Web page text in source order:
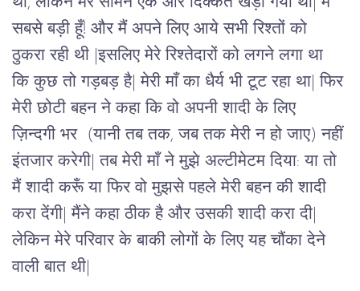
सबसे बड़ी हूँ! और मैं अपने लिए आये सभी रिश्तों को
ठुकरा रही थी |इसलिए मेरे रिश्तेदारों को लगने लगा था
कि कुछ तो गड़बड़ है| मेरी माँ का धैर्य भी टूट रहा था| फिर
मेरी छोटी बहन ने कहा कि वो अपनी शादी के लिए
ज़िन्दगी भर  (यानी तब तक, जब तक मेरी न हो जाए) नहीं
इंतजार करेगी| तब मेरी माँ ने मुझे अल्टीमेटम दिया: या तो
मैं शादी करूँ या फिर वो मुझसे पहले मेरी बहन की शादी
करा देंगी| मैंने कहा ठीक है और उसकी शादी करा दी|
लेकिन मेरे परिवार के बाकी लोगों के लिए यह चौंका देने
वाली बात थी|